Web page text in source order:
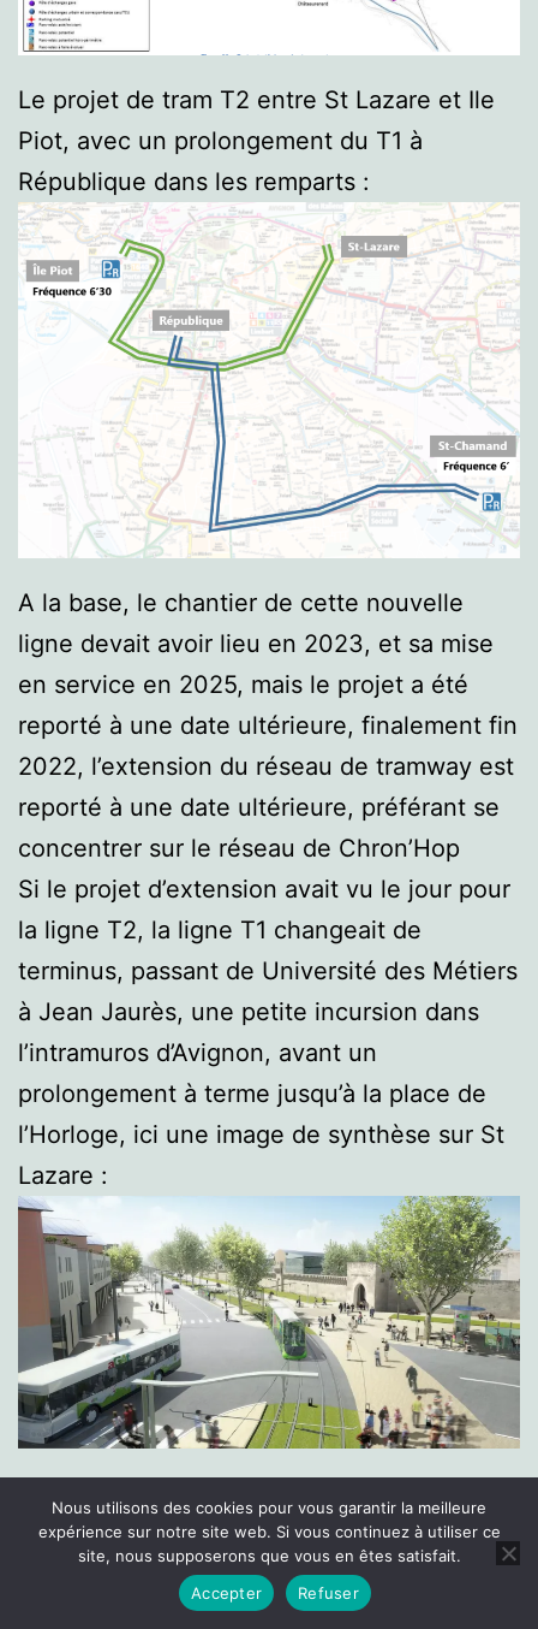
Le projet de tram T2 entre St Lazare et Ile
Piot, avec un prolongement du T1 à
République dans les remparts :
A la base, le chantier de cette nouvelle
ligne devait avoir lieu en 2023, et sa mise
en service en 2025, mais le projet a été
reporté à une date ultérieure, finalement fin
2022, l’extension du réseau de tramway est
reporté à une date ultérieure, préférant se
concentrer sur le réseau de Chron’Hop
Si le projet d’extension avait vu le jour pour
la ligne T2, la ligne T1 changeait de
terminus, passant de Université des Métiers
à Jean Jaurès, une petite incursion dans
l’intramuros d’Avignon, avant un
prolongement à terme jusqu’à la place de
l’Horloge, ici une image de synthèse sur St
Lazare :
de tramway notamment vers l’Hôpital est en
cours, ce qui peut expliquer le report de la
ligne T2, puisque les études ont été lancé
Mode sombre :
Nous utilisons des cookies pour vous garantir la meilleure
expérience sur notre site web. Si vous continuez à utiliser ce
site, nous supposerons que vous en êtes satisfait.
Accepter
Refuser